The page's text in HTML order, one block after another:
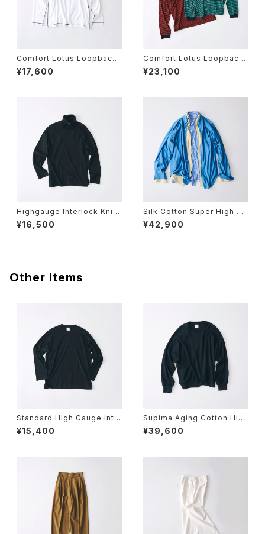
Comfort Lotus Loopback
Jersey Color stitch Long
Sleeve T
¥17,600
Comfort Lotus Loopback
Stripe Jersey Crew Neck
Long Sleeve T
¥23,100
Highgauge Interlock Knit
Turtle Neck Long Sleeve
T
¥16,500
Silk Cotton Super High Ga
uge Jersey Regular Collar
Long Sleeve Shirt
¥42,900
Other Items
Standard High Gauge Inte
rlock Knit Crew Neck Lon
g Sleeve T
¥15,400
Supima Aging Cotton High
Wet Rib Relaxed Long Sle
eve Pull Over
¥39,600